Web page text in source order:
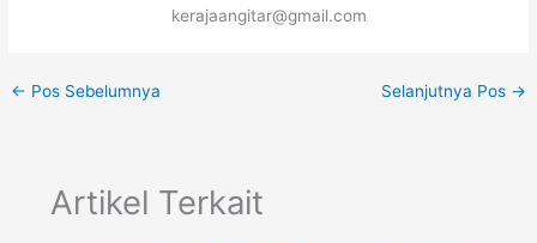
kerajaangitar@gmail.com
← Pos Sebelumnya Selanjutnya Pos →
Artikel Terkait